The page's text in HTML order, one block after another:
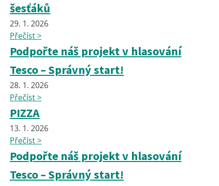
šesťáků
29. 1. 2026
Přečíst >
Podpořte náš projekt v hlasování
Tesco – Správný start!
28. 1. 2026
Přečíst >
PIZZA
13. 1. 2026
Přečíst >
Podpořte náš projekt v hlasování
Tesco – Správný start!